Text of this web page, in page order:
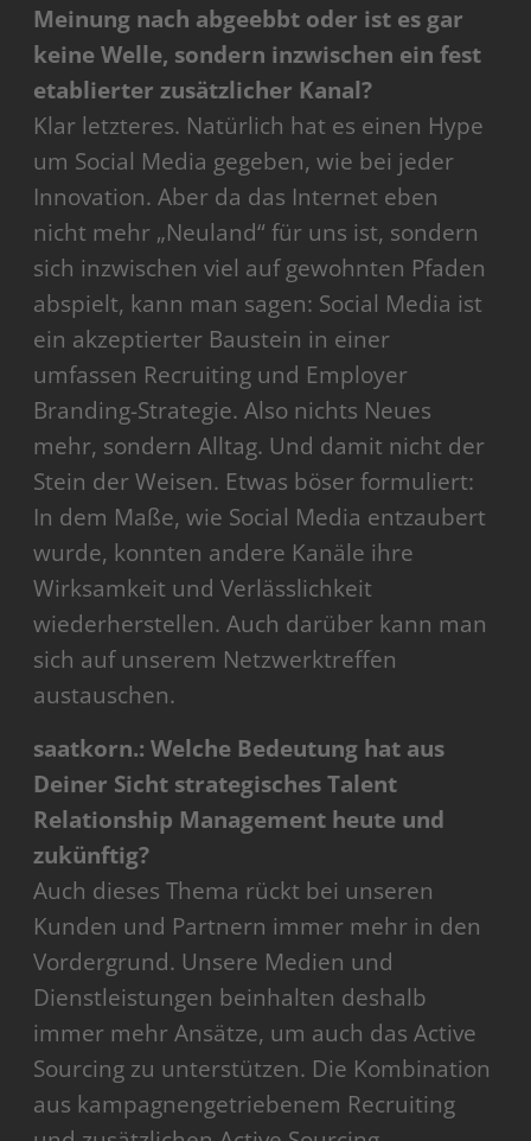
Meinung nach abgeebbt oder ist es gar
keine Welle, sondern inzwischen ein fest
etablierter zusätzlicher Kanal?
Klar letzteres. Natürlich hat es einen Hype
um Social Media gegeben, wie bei jeder
Innovation. Aber da das Internet eben
nicht mehr „Neuland“ für uns ist, sondern
sich inzwischen viel auf gewohnten Pfaden
abspielt, kann man sagen: Social Media ist
ein akzeptierter Baustein in einer
umfassen Recruiting und Employer
Branding-Strategie. Also nichts Neues
mehr, sondern Alltag. Und damit nicht der
Stein der Weisen. Etwas böser formuliert:
In dem Maße, wie Social Media entzaubert
wurde, konnten andere Kanäle ihre
Wirksamkeit und Verlässlichkeit
wiederherstellen. Auch darüber kann man
sich auf unserem Netzwerktreffen
austauschen.
saatkorn.: Welche Bedeutung hat aus
Deiner Sicht strategisches Talent
Relationship Management heute und
zukünftig?
Auch dieses Thema rückt bei unseren
Kunden und Partnern immer mehr in den
Vordergrund. Unsere Medien und
Dienstleistungen beinhalten deshalb
immer mehr Ansätze, um auch das Active
Sourcing zu unterstützen. Die Kombination
aus kampagnengetriebenem Recruiting